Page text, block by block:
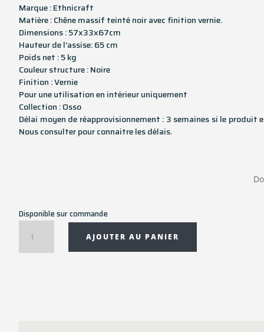
Marque : Ethnicraft
Matière : Chêne massif teinté noir avec finition vernie.
Dimensions : 57x33x67cm
Hauteur de l’assise: 65 cm
Poids net : 5 kg
Couleur structure : Noire
Finition : Vernie
Pour une utilisation en intérieur uniquement
Collection : Osso
Délai moyen de réapprovisionnement : 3 semaines si le
Nous consulter pour connaitre les délais.
Disponible sur commande
Tabouret
AJOUTER AU PANIER